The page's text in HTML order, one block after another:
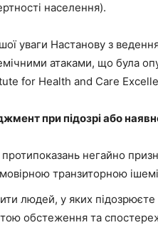
населення).
уваги Настанову з
атаками, що була
for Health and Care
при підозрі або
протипоказань негайно
транзиторною
людей, у яких підозрюєте
обстеження та